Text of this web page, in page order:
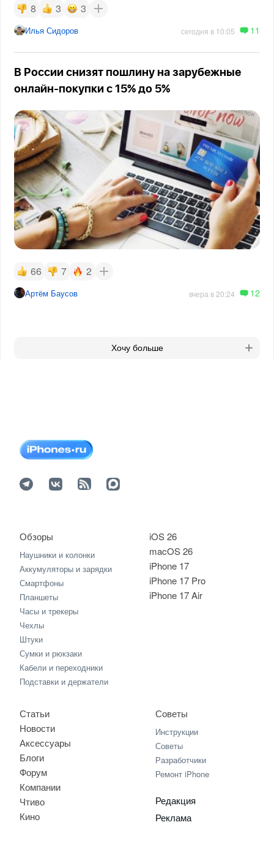
8 3 3
Илья Сидоров сегодня в 10:05 11
В России снизят пошлину на зарубежные
онлайн-покупки с 15% до 5%
66 7 2
Артём Баусов вчера в 20:24 12
Хочу больше
iOS 26
macOS 26
iPhone 17
iPhone 17 Pro
iPhone 17 Air
Обзоры
Наушники и колонки
Аккумуляторы и зарядки
Смартфоны
Планшеты
Часы и трекеры
Чехлы
Штуки
Сумки и рюкзаки
Кабели и переходники
Подставки и держатели
Статьи
Новости
Аксессуары
Блоги
Форум
Компании
Чтиво
Кино
Советы
Инструкции
Советы
Разработчики
Ремонт iPhone
Редакция
Реклама